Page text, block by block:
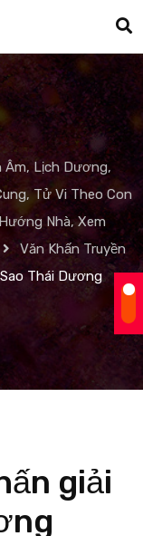
Âm, Lịch Dương,
Tử Vi Theo Con
Nhà, Xem
Văn Khấn Truyền
Thái Dương
giải